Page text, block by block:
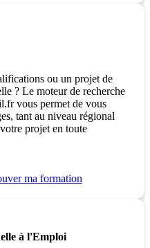
ou un projet de
? Le moteur de recherche
vous permet de vous
tant au niveau régional
projet en toute
ma formation
à l'Emploi